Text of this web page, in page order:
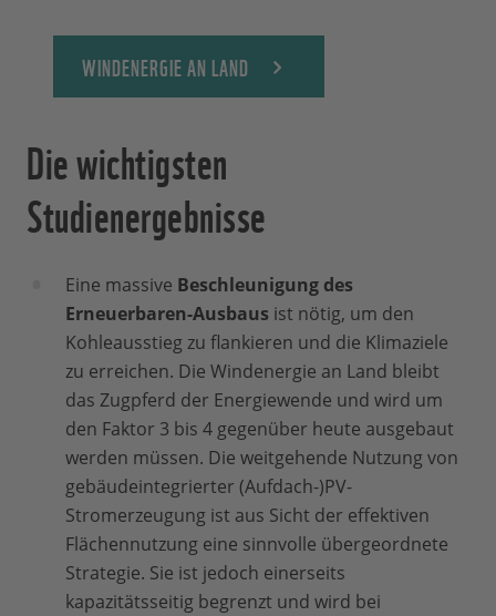
WINDENERGIE AN LAND
Die wichtigsten
Studienergebnisse
Eine massive Beschleunigung des
Erneuerbaren-Ausbaus ist nötig, um den
Kohleausstieg zu flankieren und die Klimaziele
zu erreichen. Die Windenergie an Land bleibt
das Zugpferd der Energiewende und wird um
den Faktor 3 bis 4 gegenüber heute ausgebaut
werden müssen. Die weitgehende Nutzung von
gebäudeintegrierter (Aufdach-)PV-
Stromerzeugung ist aus Sicht der effektiven
Flächennutzung eine sinnvolle übergeordnete
Strategie. Sie ist jedoch einerseits
kapazitätsseitig begrenzt und wird bei